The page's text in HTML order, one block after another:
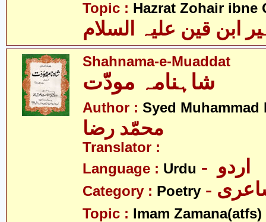
Topic : Hazrat Zohair ibne
قین علیہ السلام
Shahnama-e-Muaddat
شاہنامہ مودّت
Author : Syed Muhammad
محمّد رضا
Translator :
Language : Urdu
Category : Poetry
Topic : Imam Zamana(atfs)